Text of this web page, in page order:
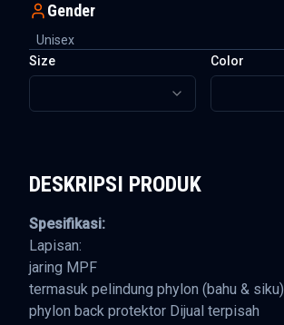
Gender
Unisex
Size
Color
DESKRIPSI PRODUK
Spesifikasi:
Lapisan:
jaring MPF
termasuk pelindung phylon (bahu & siku)
phylon back protektor Dijual terpisah